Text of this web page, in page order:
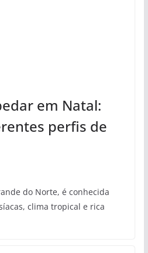
em Natal:
perfis de
do Norte, é conhecida
clima tropical e rica